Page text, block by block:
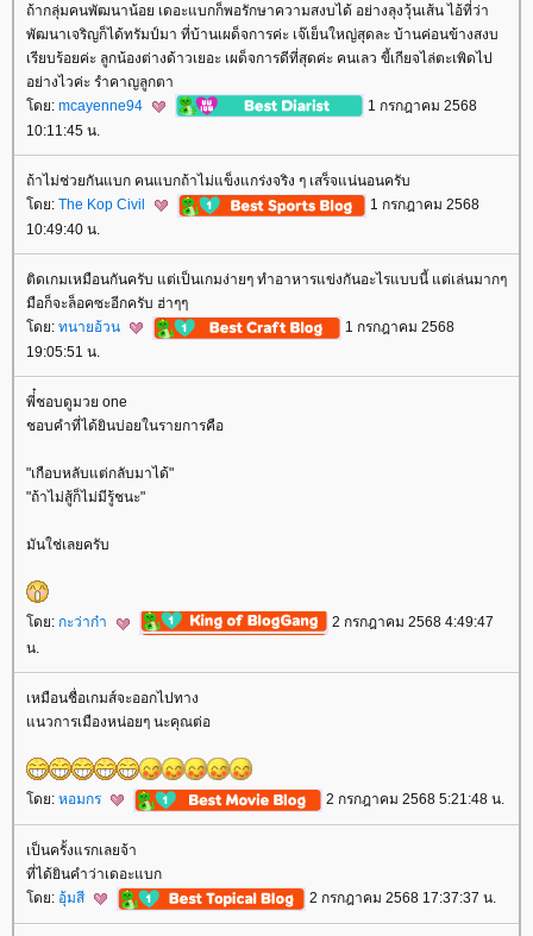
ถ้ากลุ่มคนพัฒนาน้อย เดอะแบกก็พอรักษาความสงบได้ อย่างลุงวุ้นเส้น ไอ้ที่ว่า
พัฒนาเจริญก็ได้ทรัมป์มา ที่บ้านเผด็จการค่ะ เจ๊เย็นใหญ่สุดละ บ้านค่อนข้างสงบ
เรียบร้อยค่ะ ลูกน้องต่างด้าวเยอะ เผด็จการดีที่สุดค่ะ คนเลว ขี้เกียจไล่ตะเพิดไป
อย่างไวค่ะ รำคาญลูกตา
ดย: mcayenne94
1 กรกฎาคม 2568
10:11:45 น.
ถ้าไม่ช่วยกันแบก คนแบกถ้าไม่แข็งแกร่งจริง ๆ เสร็จแน่นอนครับ
ดย: The Kop Civil
1 กรกฎาคม 2568
10:49:40 น.
ติดเกมเหมือนกันครับ แต่เป็นเกมง่ายๆ ทำอาหารแข่งกันอะไรแบบนี้ แต่เล่นมากๆ
มือก็จะล็อคซะอีกครับ ฮ่าๆๆ
ดย: ทนายอ้วน
1 กรกฎาคม 2568
19:05:51 น.
พี่๋ชอบดูมวย one
ชอบคำที่ได้ยินบ่อยในรายการคือ
"เกือบหลับแต่กลับมาได้"
"ถ้าไม่สู้ก็ไม่มีรู้ชนะ"
มันใช่เลยครับ
ดย: กะว่าก๋า
2 กรกฎาคม 2568 4:49:47
น.
เหมือนชื่อเกมส์จะออกไปทาง
นวการเมืองหน่อยๆ นะคุณต่อ
ดย: หอมกร 2 กรกฎาคม 2568 5:21:48 น.
เป็นครั้งแรกเลยจ้า
ที่ได้ยินคำว่าเดอะแบก
ดย: อุ้มสี 2 กรกฎาคม 2568 17:37:37 น.